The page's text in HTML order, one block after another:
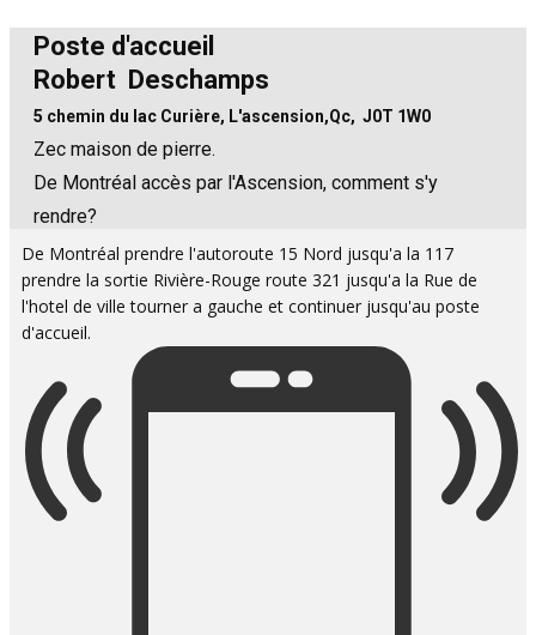
Poste d'accueil
Robert Deschamps
5 chemin du lac Curière, L'ascension,Qc, J0T 1W0
Zec maison de pierre.
De Montréal accès par l'Ascension, comment s'y
rendre?
De Montréal prendre l'autoroute 15 Nord jusqu'a la 117
prendre la sortie Rivière-Rouge route 321 jusqu'a la Rue de
l'hotel de ville tourner a gauche et continuer jusqu'au poste
d'accueil.